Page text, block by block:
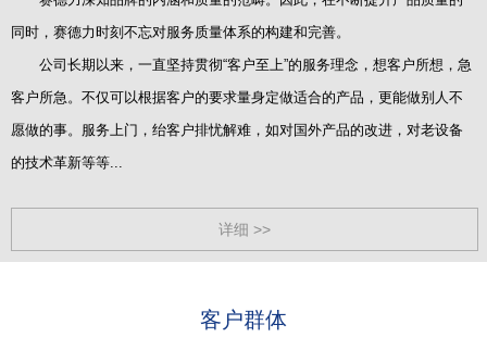
同时，赛德力时刻不忘对服务质量体系的构建和完善。
公司长期以来，一直坚持贯彻“客户至上”的服务理念，想客户所想，急
客户所急。不仅可以根据客户的要求量身定做适合的产品，更能做别人不
愿做的事。服务上门，绐客户排忧解难，如对国外产品的改进，对老设备
的技术革新等等...
详细 >>
客户群体